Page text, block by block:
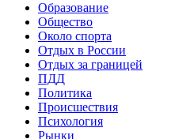
Образование
Общество
Около спорта
Отдых в России
Отдых за границей
ПДД
Политика
Происшествия
Психология
Рынки